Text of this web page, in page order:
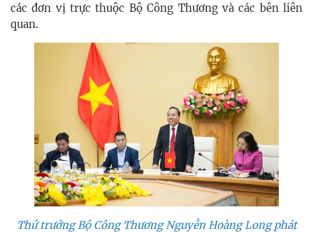
các đơn vị trực thuộc Bộ Công Thương và các bên liên
quan.
Thứ trưởng Bộ Công Thương Nguyễn Hoàng Long phát